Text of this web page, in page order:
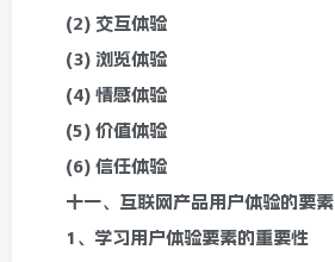
(2) 交互体验
(3) 浏览体验
(4) 情感体验
(5) 价值体验
(6) 信任体验
十一、互联网产品用户体验的要素
1、学习用户体验要素的重要性